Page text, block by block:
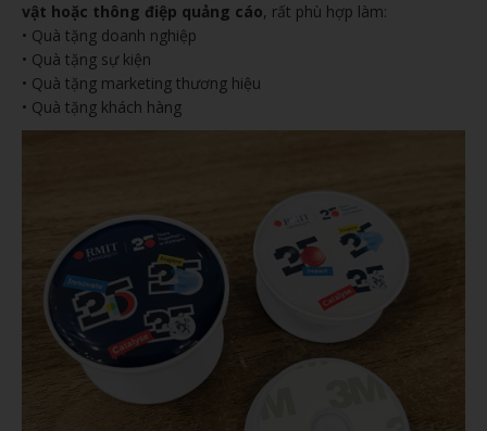
vật hoặc thông điệp quảng cáo, rất phù hợp làm:
• Quà tặng doanh nghiệp
• Quà tặng sự kiện
• Quà tặng marketing thương hiệu
• Quà tặng khách hàng